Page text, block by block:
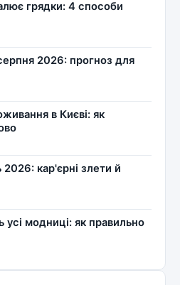
грядки: 4 способи
2026: прогноз для
в Києві: як
кар'єрні злети й
усі модниці: як правильно